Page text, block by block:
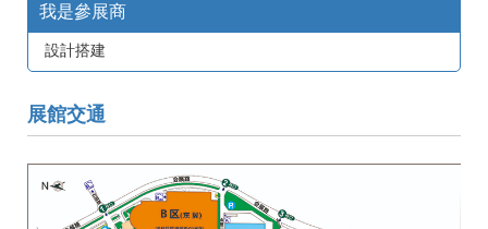
我是參展商
設計搭建
展館交通